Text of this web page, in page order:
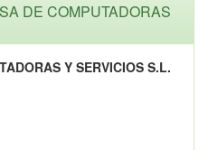
DE COMPUTADORAS
Y SERVICIOS S.L.